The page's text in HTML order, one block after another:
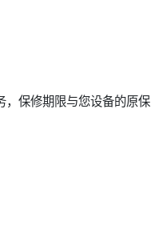
，保修期限与您设备的原保